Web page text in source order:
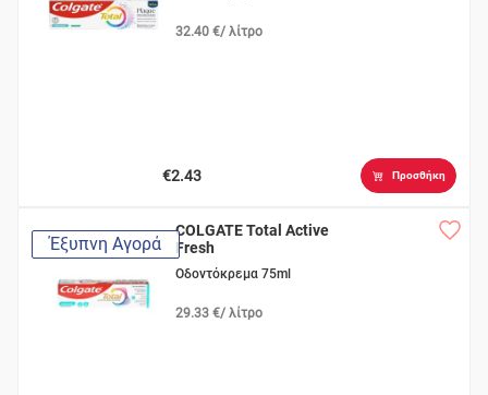
32.40 €/ λίτρο
€2.43 Προσθήκη
Έξυπνη Αγορά
COLGATE Total Active
Fresh
Οδοντόκρεμα 75ml
29.33 €/ λίτρο